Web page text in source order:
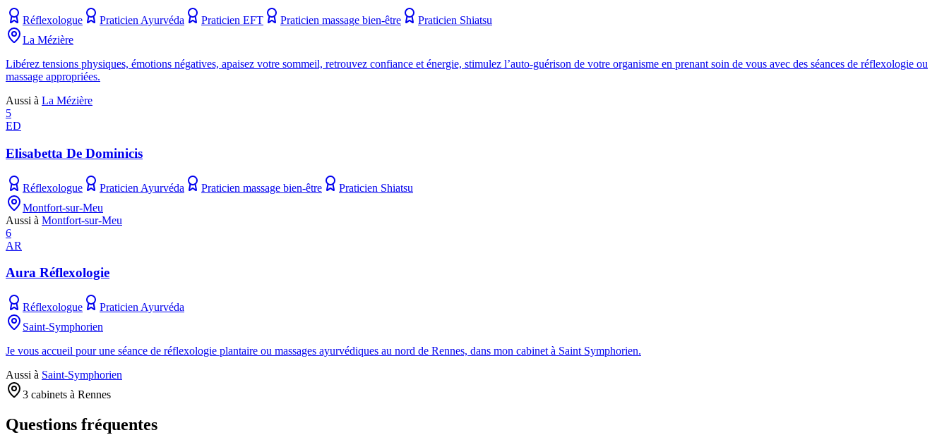
Réflexologue Praticien Ayurvéda Praticien EFT Praticien massage bien-être
Praticien Shiatsu
La Mézière
Libérez tensions physiques, émotions négatives, apaisez votre sommeil, retrouvez confiance et énergie, stimulez l’auto-guérison de votre organisme en prenant soin de vous avec des séances de réflexologie ou
massage appropriées.
Aussi à La Mézière
5
ED
Elisabetta De Dominicis
Réflexologue Praticien Ayurvéda Praticien massage bien-être
Praticien Shiatsu
Montfort-sur-Meu
Aussi à Montfort-sur-Meu
6
AR
Aura Réflexologie
Réflexologue
Praticien Ayurvéda
Saint-Symphorien
Je vous accueil pour une séance de réflexologie plantaire ou massages ayurvédiques au nord de Rennes, dans mon cabinet à Saint Symphorien.
Aussi à Saint-Symphorien
3 cabinets à Rennes
Questions fréquentes